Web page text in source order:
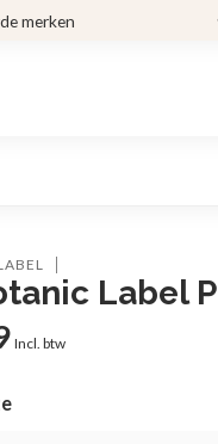
merken
Label
Incl. btw